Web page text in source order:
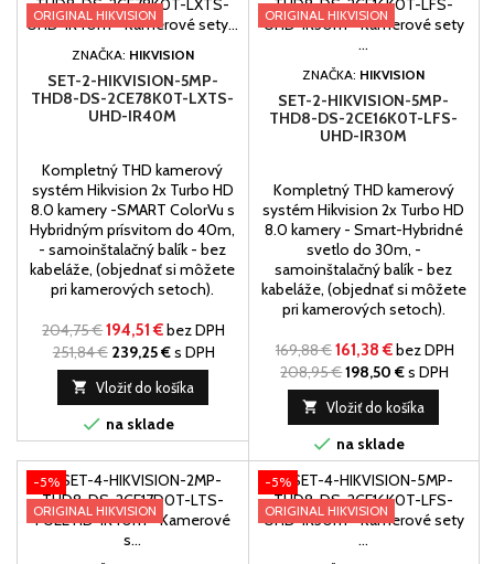
ORIGINAL HIKVISION
ZNAČKA: HIKVISION
SET-2-HIKVISION-5MP-
THD8-DS-2CE78K0T-LXTS-
UHD-IR40M
Kompletný THD kamerový
systém Hikvision 2x Turbo HD
8.0 kamery -SMART ColorVu s
Hybridným prísvitom do 40m,
- samoinštalačný balík - bez
kabeláže, (objednať si môžete
pri kamerových setoch).
204,75 €194,51 €bez DPH
251,84 € 239,25 €s DPH
 Vložiť do košíka
 na sklade
ORIGINAL HIKVISION
ZNAČKA: HIKVISION
SET-2-HIKVISION-5MP-
THD8-DS-2CE16K0T-LFS-
UHD-IR30M
Kompletný THD kamerový
systém Hikvision 2x Turbo HD
8.0 kamery - Smart-Hybridné
svetlo do 30m, -
samoinštalačný balík - bez
kabeláže, (objednať si môžete
pri kamerových setoch).
169,88 €161,38 €bez DPH
208,95 €198,50 €s DPH
 Vložiť do košíka
 na sklade
-5%
ORIGINAL HIKVISION
-5%
ORIGINAL HIKVISION